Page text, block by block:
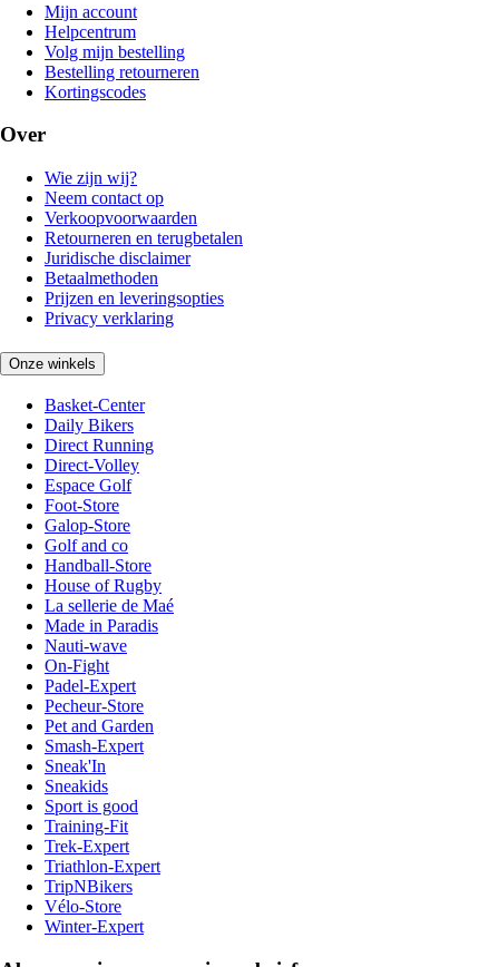
Mijn account
Helpcentrum
Volg mijn bestelling
Bestelling retourneren
Kortingscodes
Over
Wie zijn wij?
Neem contact op
Verkoopvoorwaarden
Retourneren en terugbetalen
Juridische disclaimer
Betaalmethoden
Prijzen en leveringsopties
Privacy verklaring
Onze winkels
Basket-Center
Daily Bikers
Direct Running
Direct-Volley
Espace Golf
Foot-Store
Galop-Store
Golf and co
Handball-Store
House of Rugby
La sellerie de Maé
Made in Paradis
Nauti-wave
On-Fight
Padel-Expert
Pecheur-Store
Pet and Garden
Smash-Expert
Sneak'In
Sneakids
Sport is good
Training-Fit
Trek-Expert
Triathlon-Expert
TripNBikers
Vélo-Store
Winter-Expert